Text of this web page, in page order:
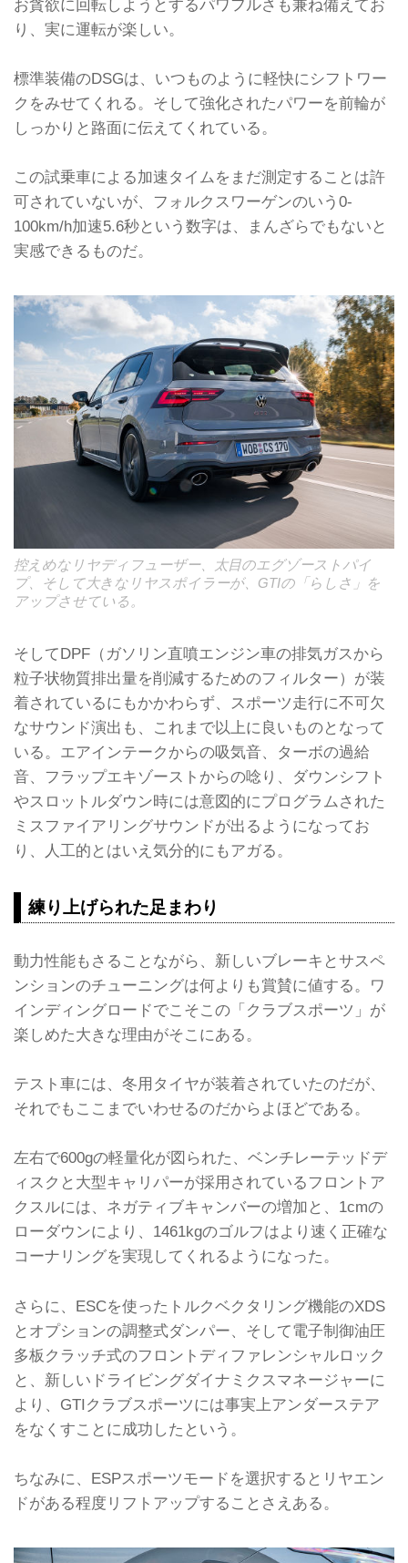
お貪欲に回転しようとするパワフルさも兼ね備えてお
り、実に運転が楽しい。
標準装備のDSGは、いつものように軽快にシフトワー
クをみせてくれる。そして強化されたパワーを前輪が
しっかりと路面に伝えてくれている。
この試乗車による加速タイムをまだ測定することは許
可されていないが、フォルクスワーゲンのいう0-
100km/h加速5.6秒という数字は、まんざらでもないと
実感できるものだ。
控えめなリヤディフューザー、太目のエグゾーストパイ
プ、そして大きなリヤスポイラーが、GTIの「らしさ」を
アップさせている。
そしてDPF（ガソリン直噴エンジン車の排気ガスから
粒子状物質排出量を削減するためのフィルター）が装
着されているにもかかわらず、スポーツ走行に不可欠
なサウンド演出も、これまで以上に良いものとなって
いる。エアインテークからの吸気音、ターボの過給
音、フラップエキゾーストからの唸り、ダウンシフト
やスロットルダウン時には意図的にプログラムされた
ミスファイアリングサウンドが出るようになってお
り、人工的とはいえ気分的にもアガる。
練り上げられた足まわり
動力性能もさることながら、新しいブレーキとサスペ
ンションのチューニングは何よりも賞賛に値する。ワ
インディングロードでこそこの「クラブスポーツ」が
楽しめた大きな理由がそこにある。
テスト車には、冬用タイヤが装着されていたのだが、
それでもここまでいわせるのだからよほどである。
左右で600gの軽量化が図られた、ベンチレーテッドデ
ィスクと大型キャリパーが採用されているフロントア
クスルには、ネガティブキャンバーの増加と、1cmの
ローダウンにより、1461kgのゴルフはより速く正確な
コーナリングを実現してくれるようになった。
さらに、ESCを使ったトルクベクタリング機能のXDS
とオプションの調整式ダンパー、そして電子制御油圧
多板クラッチ式のフロントディファレンシャルロック
と、新しいドライビングダイナミクスマネージャーに
より、GTIクラブスポーツには事実上アンダーステア
をなくすことに成功したという。
ちなみに、ESPスポーツモードを選択するとリヤエン
ドがある程度リフトアップすることさえある。